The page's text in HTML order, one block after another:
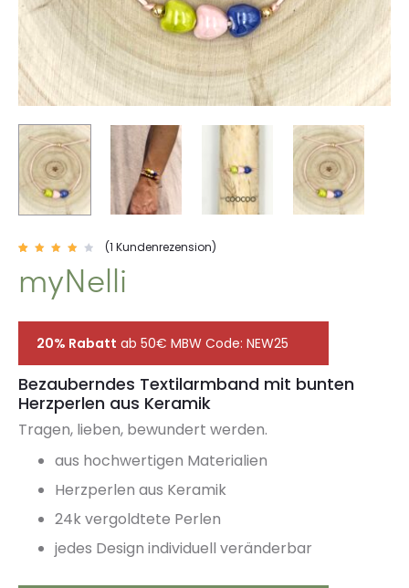
mit
4.00
von
Kunde
(1 Kundenrezension)
myNelli
20% Rabatt ab 50€ MBW Code: NEW25
Bezauberndes Textilarmband mit bunten
Herzperlen aus Keramik
Tragen, lieben, bewundert werden.
aus hochwertigen Materialien
Herzperlen aus Keramik
24k vergoldtete Perlen
jedes Design individuell veränderbar